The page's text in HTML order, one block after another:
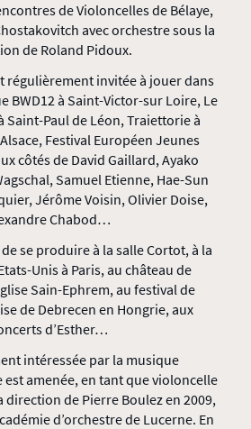
de Violoncelles de Bélaye,
avec orchestre sous la
de Roland Pidoux.
régulièrement invitée à jouer dans
BWD12à Saint-Victor-sur Loire, Le
Saint-Paul de Léon, Traiettorieà
Festival Européen Jeunes
côtés de David Gaillard, Ayako
Samuel Etienne, Hae-Sun
Jérôme Voisin, Olivier Doise,
Chabod…
de se produire à la salle Cortot, à la
Unis à Paris, au château de
Sain-Ephrem, au festival de
de Debrecen en Hongrie, aux
d’Esther…
intéressée par la musique
amenée, en tant que violoncelle
direction de Pierre Boulez en 2009,
d’orchestre de Lucerne. En